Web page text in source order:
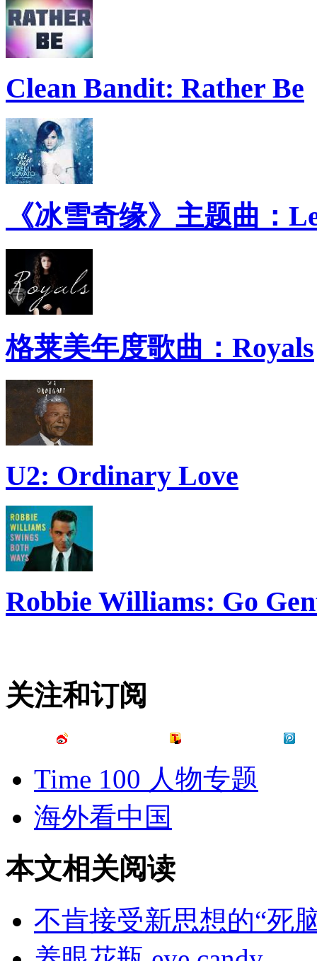
Clean Bandit: Rather Be
《冰雪奇缘》主题曲：
格莱美年度歌曲：Royals
U2: Ordinary Love
Robbie Williams: Go
关注和订阅
Time 100 人物专题
海外看中国
本文相关阅读
不肯接受新思想的“死